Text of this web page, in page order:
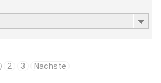
2 3 Nächste